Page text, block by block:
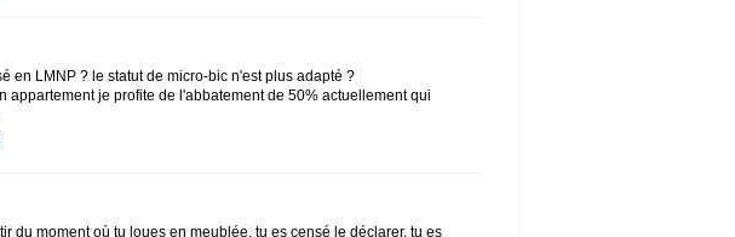
en LMNP ? le statut de micro-bic n'est plus adapté ?
appartement je profite de l'abbatement de 50% actuellement qui
du moment où tu loues en meublée, tu es censé le déclarer, tu es